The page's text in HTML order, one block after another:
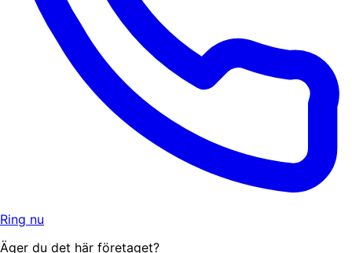
Ring nu
Äger du det här företaget?